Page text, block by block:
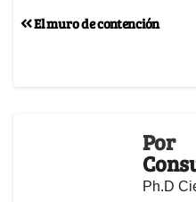
El muro de contención
Por
Ph.D